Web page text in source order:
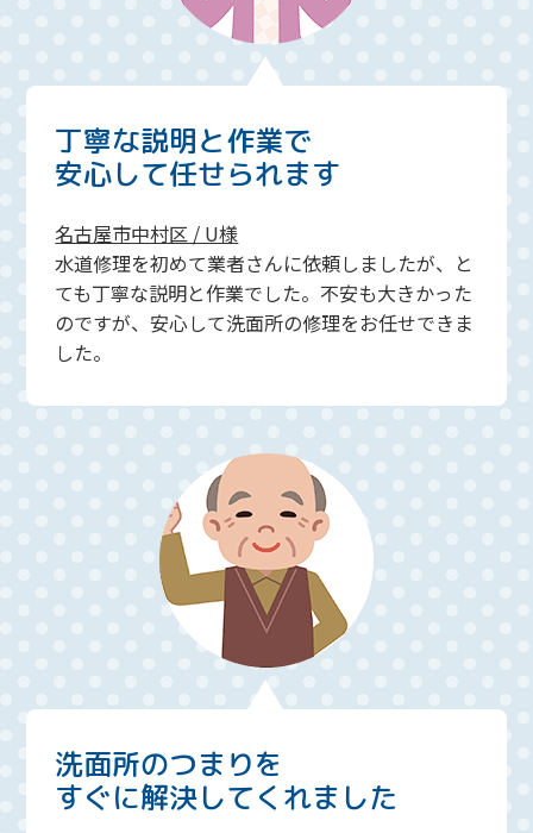
丁寧な説明と作業で
安心して任せられます
名古屋市中村区 / U様
水道修理を初めて業者さんに依頼しましたが、と
ても丁寧な説明と作業でした。不安も大きかった
のですが、安心して洗面所の修理をお任せできま
した。
洗面所のつまりを
すぐに解決してくれました